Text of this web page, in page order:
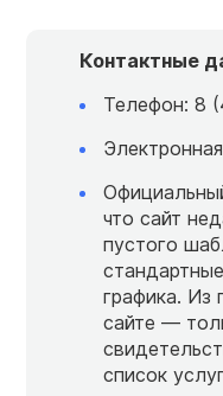
Контактные
Телефон: 8
что сайт
пустого
графика. Из
сайте —
список